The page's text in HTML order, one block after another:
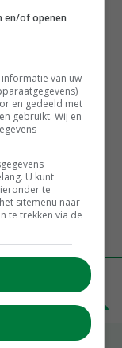
2000 van
en
€ 269,00 € 7,00
en/of openen
van uw
en gedeeld met
gebruikt. Wij en
U kunt
te
sitemenu naar
te trekken via de